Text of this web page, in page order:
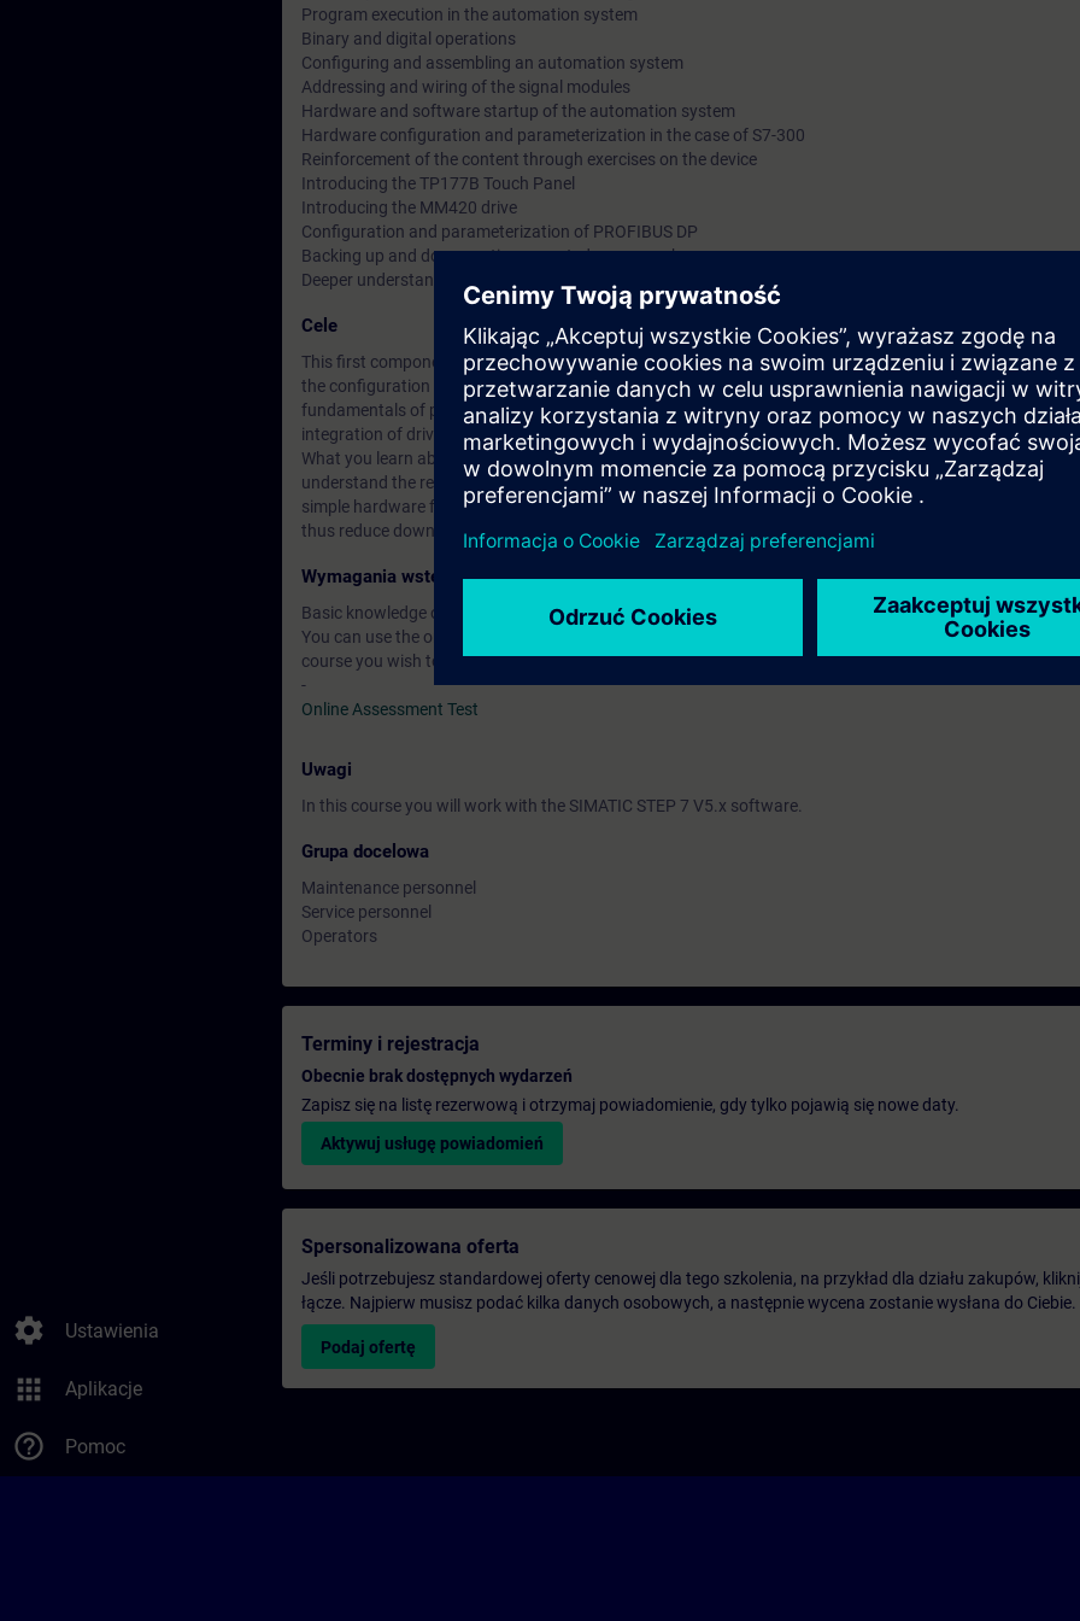
settings Ustawienia
apps Aplikacje
help_outline Pomoc
Program execution in the automation system
Binary and digital operations
Configuring and assembling an automation system
Addressing and wiring of the signal modules
Hardware and software startup of the automation system
Hardware configuration and parameterization in the case of S7-300
Reinforcement of the content through exercises on the device
Introducing the TP177B Touch Panel
Introducing the MM420 drive
Configuration and parameterization of PROFIBUS DP
Backing up and documenting executed program changes
Deeper understanding of contents through practical exercises on the SIMATIC S7-300 system model
Cele
This first component of the SIMATIC service course teaches the basic knowledge of the design of
the configuration and parameterization of the hardware, handling with the STEP 7 Basis Software and
fundamentals of programming. You also get an overview of human machine interfacing, PROFIBUS DP
integration of drives.
What you learn about the integrated factory automation will teach you to take a holistic view of your
understand the relationships between components. On completion of the course, you will thus be able to
simple hardware faults or replace modules, to coordinate components optimally, carry our safe fault
thus reduce downtimes.
Wymagania wstępne
Basic knowledge of automation
You can use the online tests to find out whether you have sufficient prior knowledge to participate
course you wish to attend.
-
Online Assessment Test
Uwagi
In this course you will work with the SIMATIC STEP 7 V5.x software.
Grupa docelowa
Maintenance personnel
Service personnel
Operators
Terminy i rejestracja
Obecnie brak dostępnych wydarzeń
Zapisz się na listę rezerwową i otrzymaj powiadomienie, gdy tylko pojawią się nowe daty.
Aktywuj usługę powiadomień
Spersonalizowana oferta
Jeśli potrzebujesz standardowej oferty cenowej dla tego szkolenia, na przykład dla działu zakupów,
łącze. Najpierw musisz podać kilka danych osobowych, a następnie wycena zostanie wysłana do Ciebie.
Podaj ofertę